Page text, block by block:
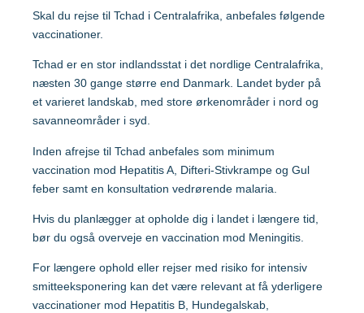
Vaccination af gravide
Mere viden om
Lommebogen – Din korte rejseguide
Mozambique
Myanmar
Nigeria
Peru
Sri Lanka
Skal du rejse til Tchad i Centralafrika, anbefales følgende
vaccinationer.
Tchad er en stor indlandsstat i det nordlige Centralafrika,
næsten 30 gange større end Danmark. Landet byder på
et varieret landskab, med store ørkenområder i nord og
savanneområder i syd.
Inden afrejse til Tchad anbefales som minimum
vaccination mod Hepatitis A, Difteri-Stivkrampe og Gul
feber samt en konsultation vedrørende malaria.
Hvis du planlægger at opholde dig i landet i længere tid,
bør du også overveje en vaccination mod Meningitis.
For længere ophold eller rejser med risiko for intensiv
smitteeksponering kan det være relevant at få yderligere
vaccinationer mod Hepatitis B, Hundegalskab,